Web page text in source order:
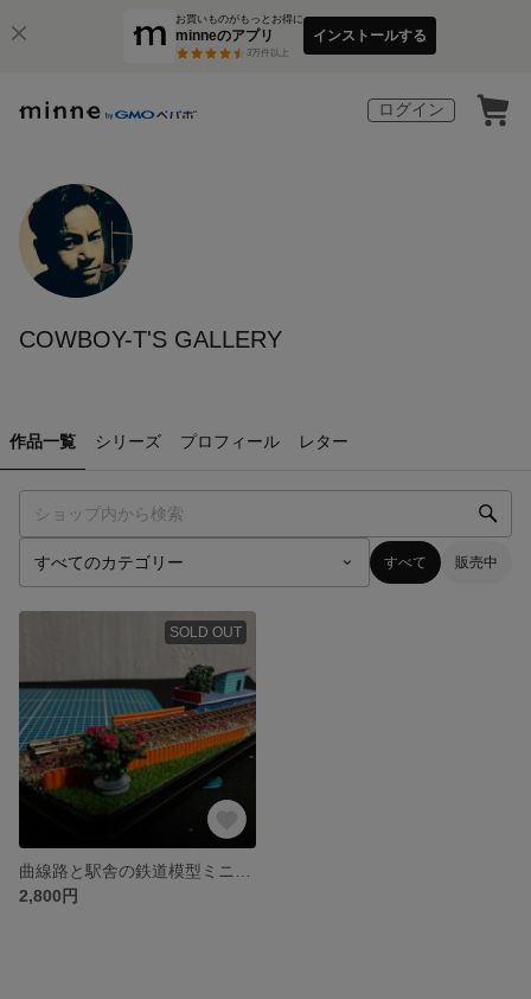
お買いものがもっとお得に
minneのアプリ
3万件以上
インストールする
ログイン
COWBOY-T'S GALLERY
作品一覧 シリーズ プロフィール レター
すべて 販売中
SOLD OUT
2,800円